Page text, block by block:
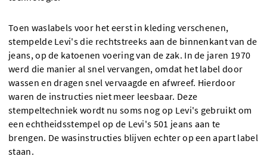
Toen waslabels voor het eerst in kleding verschenen,
stempelde Levi's die rechtstreeks aan de binnenkant van de
jeans, op de katoenen voering van de zak. In de jaren 1970
werd die manier al snel vervangen, omdat het label door
wassen en dragen snel vervaagde en afwreef. Hierdoor
waren de instructies niet meer leesbaar. Deze
stempeltechniek wordt nu soms nog op Levi's gebruikt om
een echtheidsstempel op de Levi's 501 jeans aan te
brengen. De wasinstructies blijven echter op een apart label
staan.